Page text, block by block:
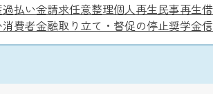
過払い金請求任意整理個人再生民事再生
消費者金融取り立て・督促の停止奨学金